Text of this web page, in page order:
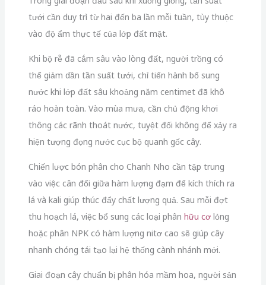
tưới cần duy trì từ hai đến ba lần mỗi tuần, tùy thuộc
vào độ ẩm thực tế của lớp đất mặt.
Khi bộ rễ đã cắm sâu vào lòng đất, người trồng có
thể giảm dần tần suất tưới, chỉ tiến hành bổ sung
nước khi lớp đất sâu khoảng năm centimet đã khô
ráo hoàn toàn. Vào mùa mưa, cần chủ động khơi
thông các rãnh thoát nước, tuyệt đối không để xảy ra
hiện tượng đọng nước cục bộ quanh gốc cây.
Chiến lược bón phân cho Chanh Nho cần tập trung
vào việc cân đối giữa hàm lượng đạm để kích thích ra
lá và kali giúp thúc đẩy chất lượng quả. Sau mỗi đợt
thu hoạch lá, việc bổ sung các loại phân hữu cơlỏng
hoặc phân NPK có hàm lượng nitơ cao sẽ giúp cây
nhanh chóng tái tạo lại hệ thống cành nhánh mới.
Giai đoạn cây chuẩn bị phân hóa mầm hoa, người sản